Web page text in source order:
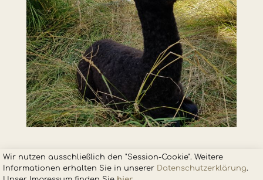
Wir nutzen ausschließlich den "Session-Cookie". Weitere
Informationen erhalten Sie in unserer Datenschutzerklärung.